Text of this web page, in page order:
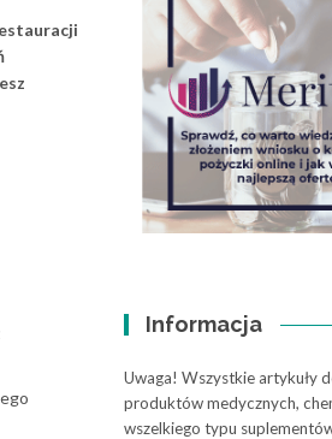
Informacja
Uwaga! Wszystkie artykuły
produktów medycznych,
wszelkiego typu